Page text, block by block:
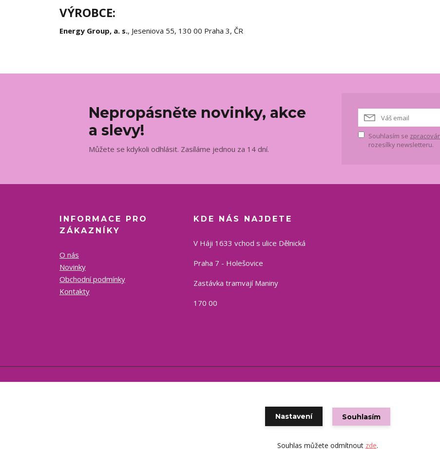
VÝROBCE:
Energy Group, a. s., Jeseniova 55, 130 00 Praha 3, ČR
Nepropásněte novinky, akce
a slevy!
Můžete se kdykoli odhlásit. Zasíláme jednou za 14 dní.
Souhlasím se
rozesílky newsletteru.
INFORMACE PRO
ZÁKAZNÍKY
O nás
Novinky
Obchodní podmínky
Kontakty
KDE NÁS NAJDETE
V Háji 1633 vchod s ulice Dělnická
Praha 7 - Holešovice
Zastávka tramvají Maniny
170 00
Vytvořeno na
Eshop-rychle.cz
Nastavení Souhlasím
Souhlas můžete odmítnout zde.